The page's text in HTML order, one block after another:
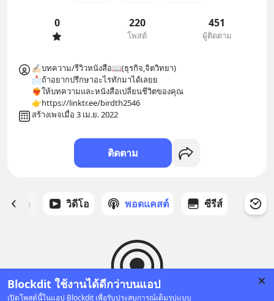
Blockdit ใช้งานได้ดีกว่าบนแอป
เปิดโพสต์นี้ในแอป Blockdit เพื่อรับประสบการณ์เต็มรูปแบบ
0 220
โพสต์
451
ผู้ติดตาม
✍🏻บทความ/รีวิวหนังสือ📖(ธุรกิจ,จิตวิทยา)
📩ถ้าอยากปรึกษาอะไรทักมาได้เลยย
❤️‍🔥ให้บทความและหนังสือเปลี่ยนชีวิตของคุณ
👉https://linktr.ee/birdth2546
สร้างเพจเมื่อ 3 เม.ย. 2022
ติดตาม
ด้ดาว วิดีโอ พอดแคสต์ ซีรีส์